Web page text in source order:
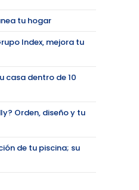
tu hogar
Index, mejora tu
casa dentro de 10
Orden, diseño y tu
de tu piscina; su